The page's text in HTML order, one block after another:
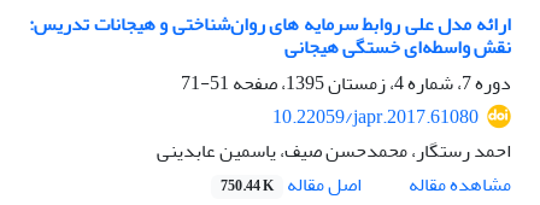
ارائه مدل علی روابط سرمایه های روان‌شناختی و هیجانات تدریس:
نقش واسطه‌ای خستگی هیجانی
دوره 7، شماره 4، زمستان 1395، صفحه
51-71
10.22059/japr.2017.61080
احمد رستگار، محمدحسن صیف، یاسمین عابدینی
مشاهده مقاله
اصل مقاله 750.44 K